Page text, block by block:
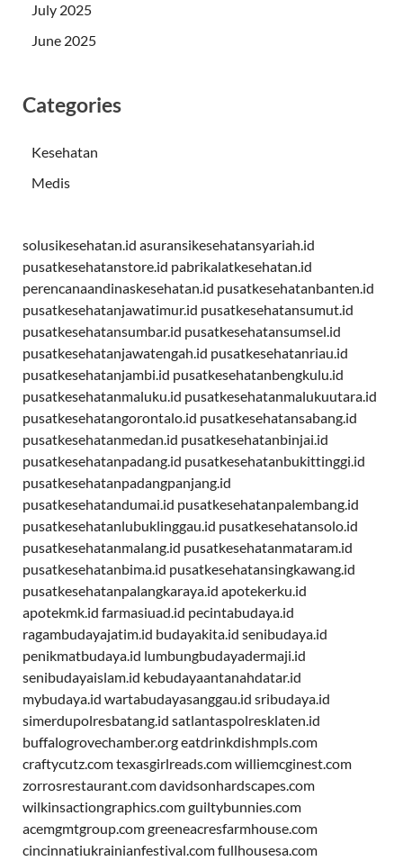
July 2025
June 2025
Categories
Kesehatan
Medis
solusikesehatan.id asuransikesehatansyariah.id
pusatkesehatanstore.id pabrikalatkesehatan.id
perencanaandinaskesehatan.id pusatkesehatanbanten.id
pusatkesehatanjawatimur.id pusatkesehatansumut.id
pusatkesehatansumbar.id pusatkesehatansumsel.id
pusatkesehatanjawatengah.id pusatkesehatanriau.id
pusatkesehatanjambi.id pusatkesehatanbengkulu.id
pusatkesehatanmaluku.id pusatkesehatanmalukuutara.id
pusatkesehatangorontalo.id pusatkesehatansabang.id
pusatkesehatanmedan.id pusatkesehatanbinjai.id
pusatkesehatanpadang.id pusatkesehatanbukittinggi.id
pusatkesehatanpadangpanjang.id
pusatkesehatandumai.id pusatkesehatanpalembang.id
pusatkesehatanlubuklinggau.id pusatkesehatansolo.id
pusatkesehatanmalang.id pusatkesehatanmataram.id
pusatkesehatanbima.id pusatkesehatansingkawang.id
pusatkesehatanpalangkaraya.id apotekerku.id
apotekmk.id farmasiuad.id pecintabudaya.id
ragambudayajatim.id budayakita.id senibudaya.id
penikmatbudaya.id lumbungbudayadermaji.id
senibudayaislam.id kebudayaantanahdatar.id
mybudaya.id wartabudayasanggau.id sribudaya.id
simerdupolresbatang.id satlantaspolresklaten.id
buffalogrovechamber.orgeatdrinkdishmpls.com
craftycutz.comtexasgirlreads.comwilliemcginest.com
zorrosrestaurant.comdavidsonhardscapes.com
wilkinsactiongraphics.comguiltybunnies.com
acemgmtgroup.comgreeneacresfarmhouse.com
cincinnatiukrainianfestival.comfullhousesa.com